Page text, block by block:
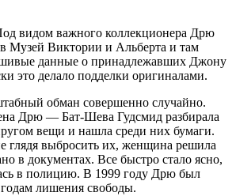
видом важного коллекционера Дрю
Музей Виктории и Альберта и там
данные о принадлежавших Джону
это делало подделки оригиналами.
обман совершенно случайно.
Дрю — Бат-Шева Гудсмид разбирала
вещи и нашла среди них бумаги.
глядя выбросить их, женщина решила
в документах. Все быстро стало ясно,
в полицию. В 1999 году Дрю был
лишения свободы.